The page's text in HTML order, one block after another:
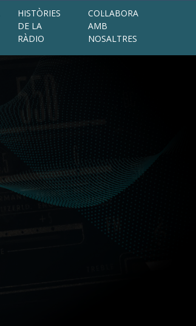
HISTÒRIES
DE LA
RÀDIO
COL·LABORA
AMB
NOSALTRES